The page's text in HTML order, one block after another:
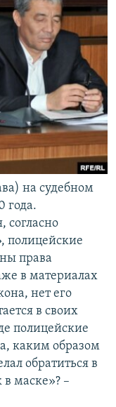
на судебном
года.
согласно
полицейские
права
в материалах
нет его
в своих
полицейские
каким образом
обратиться в
в маске»? –